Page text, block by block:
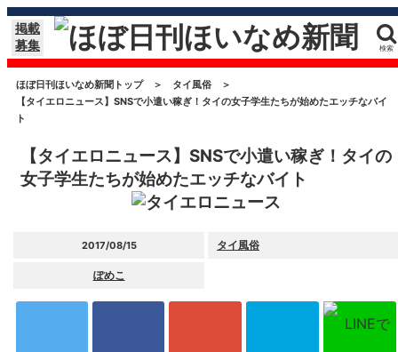
掲載
募集
検索
ほぼ日刊ほいなめ新聞トップ ＞ タイ風俗
＞
【タイエロニュース】SNSで小遣い稼ぎ！タイの女子学生たちが始めたエッチなバイ
ト
【タイエロニュース】SNSで小遣い稼ぎ！タイの
女子学生たちが始めたエッチなバイト
2017/08/15 タイ風俗
ぽめこ